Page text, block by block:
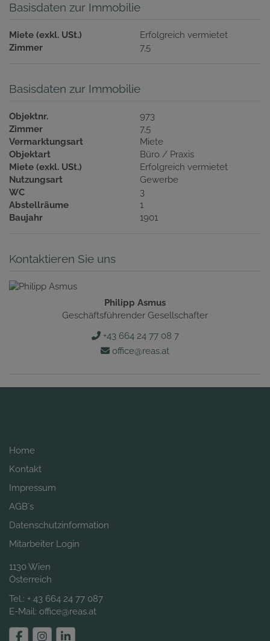
Basisdaten zur Immobilie
Miete (exkl. USt.)
Erfolgreich vermietet
Zimmer
7,5
Basisdaten zur Immobilie
Objektnr.
973
Zimmer
7,5
Vermarktungsart
Miete
Objektart
Büro / Praxis
Miete (exkl. USt.)
Erfolgreich vermietet
Nutzungsart
Gewerbe
WC
3
Abstellräume
1
Baujahr
1901
Kontaktieren Sie uns
Philipp Asmus
Geschäftsführender Gesellschafter
+43 664 24 77 08 7
office@reas.at
Home
Kontakt
Impressum
AGB´s
Datenschutzinformation
Mitarbeiter Login
1130 Wien
Österreich
Tel.: + 43 664 24 77 087
E-Mail: office@reas.at